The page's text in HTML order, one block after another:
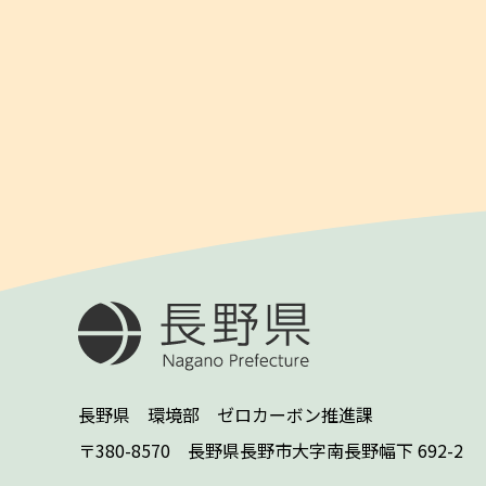
長野県 環境部 ゼロカーボン推進課
〒380-8570 長野県長野市大字南長野幅下 692-2